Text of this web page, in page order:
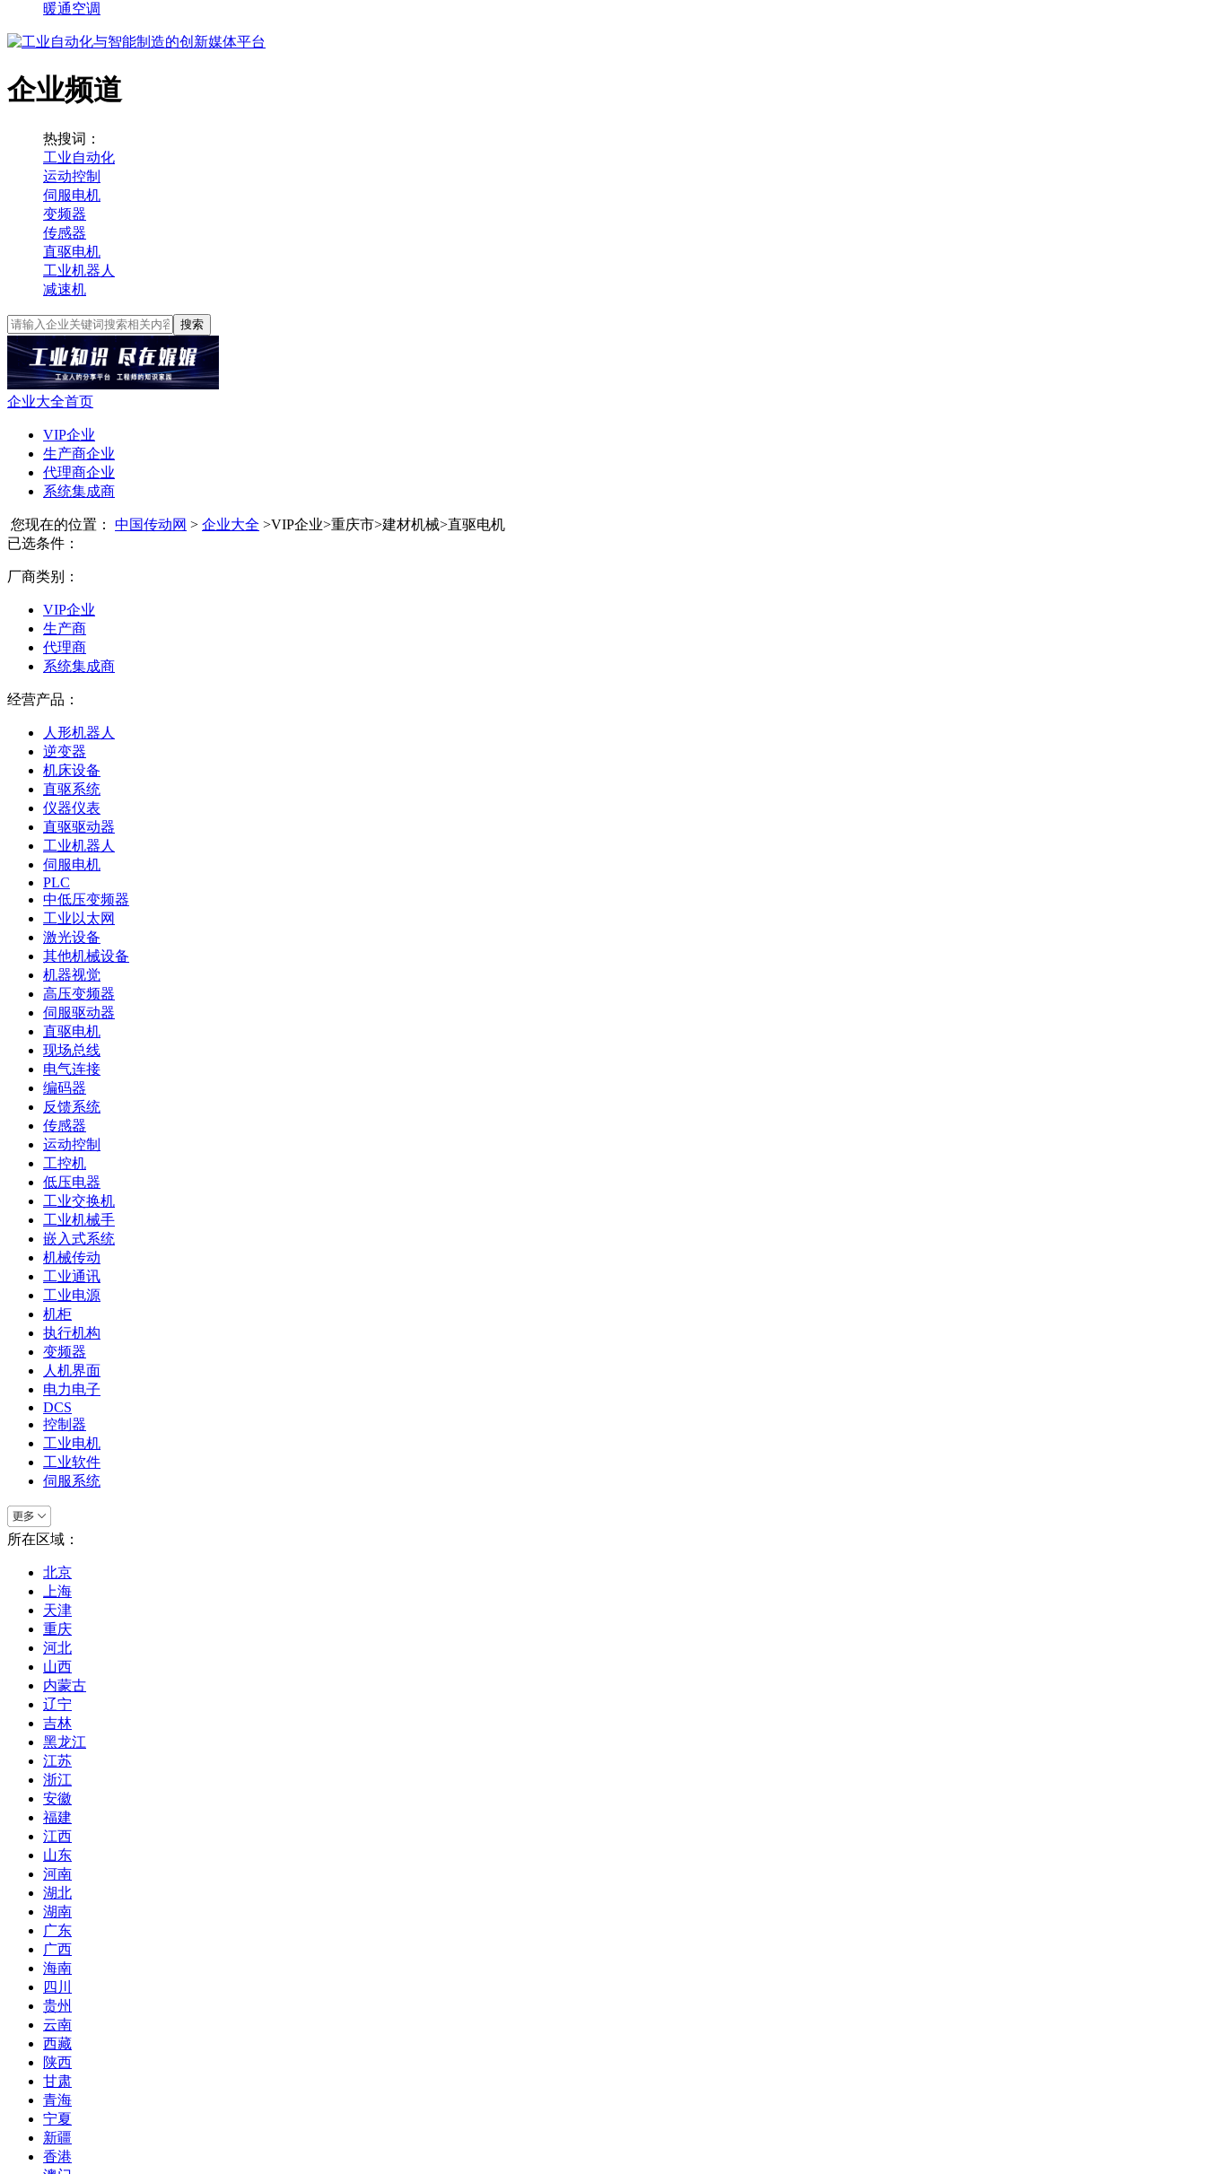
暖通空调
企业频道
热搜词：
工业自动化
运动控制
伺服电机
变频器
传感器
直驱电机
工业机器人
减速机
搜索
企业大全首页
VIP企业
生产商企业
代理商企业
系统集成商
您现在的位置： 中国传动网 > 企业大全 >VIP企业>重庆市>建材机械>直驱电机
已选条件：
厂商类别：
VIP企业
生产商
代理商
系统集成商
经营产品：
人形机器人
逆变器
机床设备
直驱系统
仪器仪表
直驱驱动器
工业机器人
伺服电机
PLC
中低压变频器
工业以太网
激光设备
其他机械设备
机器视觉
高压变频器
伺服驱动器
直驱电机
现场总线
电气连接
编码器
反馈系统
传感器
运动控制
工控机
低压电器
工业交换机
工业机械手
嵌入式系统
机械传动
工业通讯
工业电源
机柜
执行机构
变频器
人机界面
电力电子
DCS
控制器
工业电机
工业软件
伺服系统
所在区域：
北京
上海
天津
重庆
河北
山西
内蒙古
辽宁
吉林
黑龙江
江苏
浙江
安徽
福建
江西
山东
河南
湖北
湖南
广东
广西
海南
四川
贵州
云南
西藏
陕西
甘肃
青海
宁夏
新疆
香港